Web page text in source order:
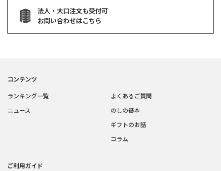
法人・大口注文も受付可
お問い合わせはこちら
コンテンツ
ランキング一覧
ニュース
よくあるご質問
のしの基本
ギフトのお話
コラム
ご利用ガイド